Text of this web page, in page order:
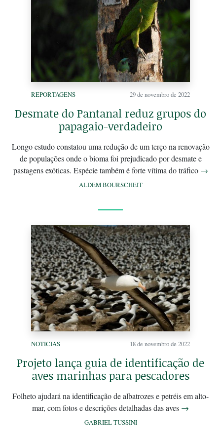
REPORTAGENS 29 de novembro de 2022
Desmate do Pantanal reduz grupos do
papagaio-verdadeiro
Longo estudo constatou uma redução de um terço na renovação
de populações onde o bioma foi prejudicado por desmate e
pastagens exóticas. Espécie também é forte vítima do tráfico →
ALDEM BOURSCHEIT
NOTÍCIAS 18 de novembro de 2022
Projeto lança guia de identificação de
aves marinhas para pescadores
Folheto ajudará na identificação de albatrozes e petréis em alto-
mar, com fotos e descrições detalhadas das aves →
GABRIEL TUSSINI